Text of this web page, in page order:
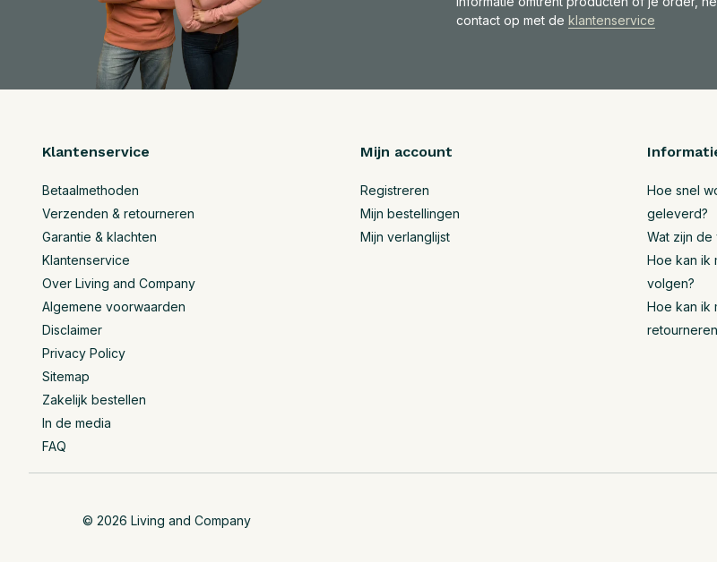
contact op met de klantenservice
Klantenservice
Betaalmethoden
Verzenden & retourneren
Garantie & klachten
Klantenservice
Over Living and Company
Algemene voorwaarden
Disclaimer
Privacy Policy
Sitemap
Zakelijk bestellen
In de media
FAQ
Mijn account
Registreren
Mijn bestellingen
Mijn verlanglijst
Hoe snel
geleverd?
Wat zijn
Hoe kan ik
volgen?
Hoe kan ik
© 2026 Living and Company